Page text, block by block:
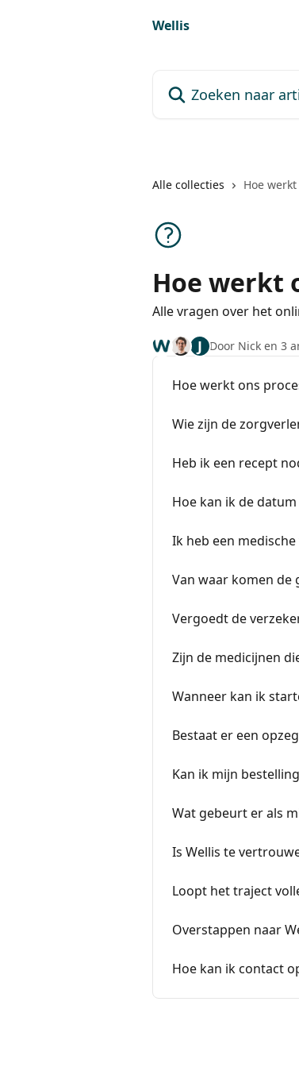
Wellis
Alle collecties Hoe
Hoe werkt
Alle vragen over het
J Door Nick en 3
Hoe werkt ons
Wie zijn de
Heb ik een recept
Hoe kan ik de
Ik heb een
Van waar komen de
Vergoedt de
Zijn de medicijnen
Wanneer kan ik
Bestaat er een
Kan ik mijn
Wat gebeurt er als
Is Wellis te
Loopt het traject
Overstappen naar
Hoe kan ik contact